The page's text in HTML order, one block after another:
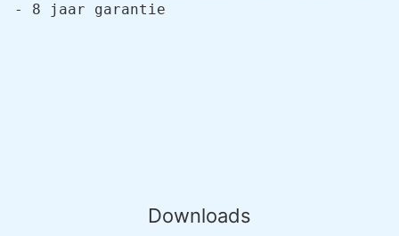
Downloads
- 8 jaar garantie